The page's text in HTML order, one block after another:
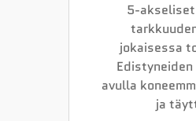
5-akseliset
jokaisessa
avulla
ja